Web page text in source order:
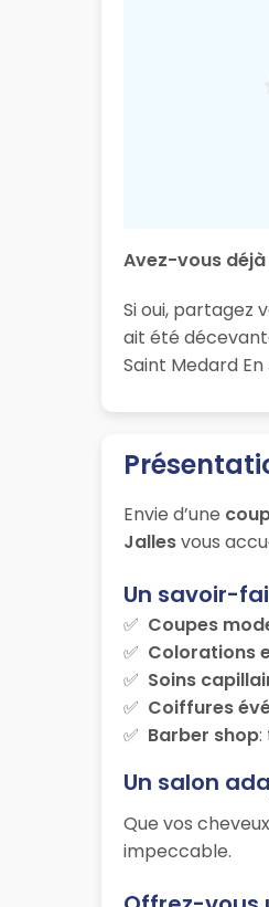
Avez-vous
Si oui, partagez
ait été
Saint Medard En
Envie d’une
Jallesvous
Un savoir-
Coupes
Colorations
Soins
Coiffures
Barber shop:
Un salon
Que vos
impeccable.